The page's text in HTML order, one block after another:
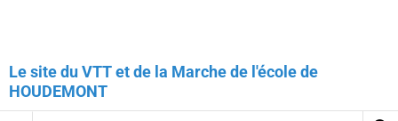
Le site du VTT et de la Marche de l'école de
HOUDEMONT